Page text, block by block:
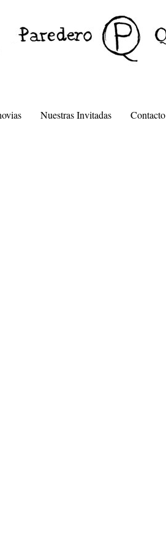
Nuestras Invitadas Contacto